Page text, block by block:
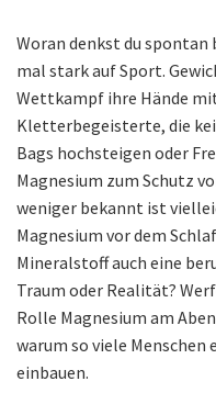
Woran denkst du
mal stark auf Sport.
Wettkampf ihre Hände
Kletterbegeisterte, die
Bags hochsteigen oder
Magnesium zum Schutz
weniger bekannt ist
Magnesium vor dem
Mineralstoff auch eine
Traum oder Realität?
Rolle Magnesium am
warum so viele Menschen
einbauen.